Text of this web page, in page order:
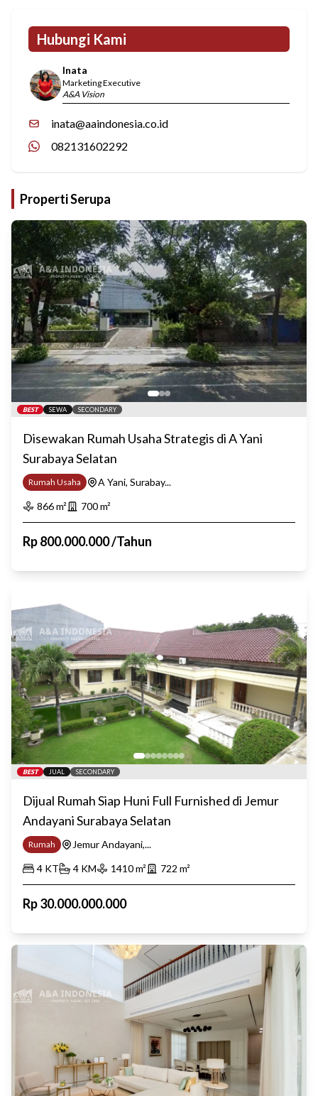
Hubungi Kami
Inata
Marketing Executive
A&A Vision
inata@aaindonesia.co.id
082131602292
Properti Serupa
BEST SEWA SECONDARY
Disewakan Rumah Usaha Strategis di A Yani
Surabaya Selatan
Rumah Usaha
A Yani, Surabay...
866m² 700m²
Rp800.000.000/Tahun
BEST JUAL SECONDARY
Dijual Rumah Siap Huni Full Furnished di Jemur
Andayani Surabaya Selatan
Rumah
Jemur Andayani,...
4 KT 4 KM 1410m² 722 m²
Rp30.000.000.000